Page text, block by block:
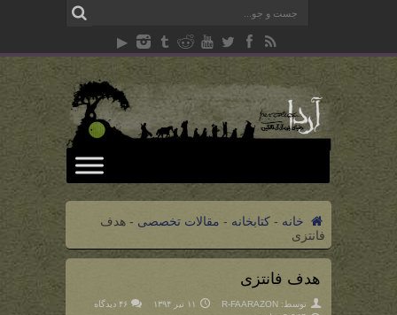
خانه - کتابخانه - مقالات تخصصی - هدف
فانتزی
هدف فانتزی
توسط: R-FAARAZON ۱۱ تیر ۱۳۹۴
۴۶ دیدگاه